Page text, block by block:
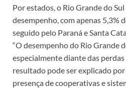
Por estados, o Rio Grande do
desempenho, com apenas 5,3%
seguido pelo Paraná e Santa
“O desempenho do Rio Grande
especialmente diante das
resultado pode ser explicado
presença de cooperativas e